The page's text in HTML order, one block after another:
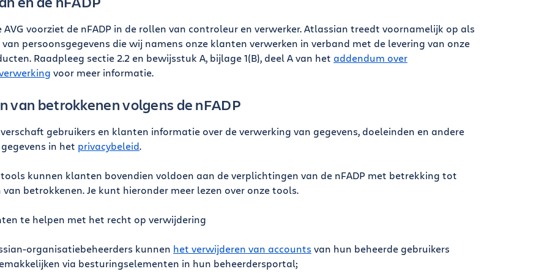
AVG voorziet de nFADP in de rollen van controleur en verwerker. Atlassian treedt voornamelijk op als
persoonsgegevens die wij namens onze klanten verwerken in verband met de levering van onze
Raadpleeg sectie 2.2 en bewijsstuk A, bijlage 1(B), deel A van het addendum over
voor meer informatie.
van betrokkenen volgens de nFADP
gebruikers en klanten informatie over de verwerking van gegevens, doeleinden en andere
in het privacybeleid.
kunnen klanten bovendien voldoen aan de verplichtingen van de nFADP met betrekking tot
van betrokkenen. Je kunt hieronder meer lezen over onze tools.
te helpen met het recht op verwijdering
organisatiebeheerders kunnen het verwijderen van accounts van hun beheerde gebruikers
via besturingselementen in hun beheerdersportal;